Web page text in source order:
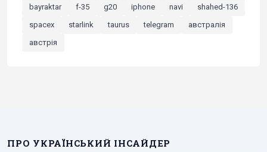
bayraktar f-35 g20 iphone navi
shahed-136
spacex
starlink taurus telegram
австралія
австрія
ПРО УКРАЇНСЬКИЙ ІНСАЙДЕР